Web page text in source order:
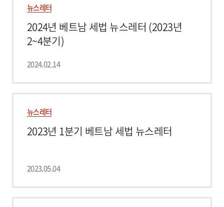
뉴스레터
2024년 베트남 세법 뉴스레터 (2023년
2~4분기)
2024.02.14
뉴스레터
2023년 1분기 베트남 세법 뉴스레터
2023.05.04